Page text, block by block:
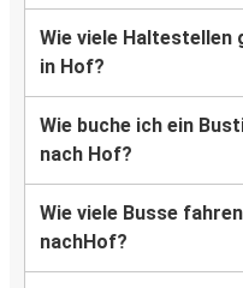
Wie viele Haltestellen
in Hof?
Wie buche ich ein
nach Hof?
Wie viele Busse
nachHof?